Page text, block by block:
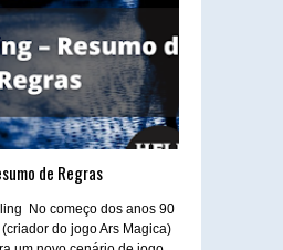
de Regras
No começo dos anos 90
do jogo Ars Magica)